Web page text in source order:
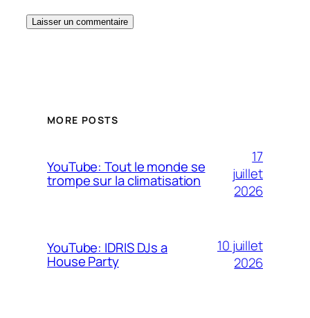
MORE POSTS
YouTube: Tout le monde se
trompe sur la climatisation
17
juillet
2026
YouTube: IDRIS DJs a
House Party
10 juillet
2026